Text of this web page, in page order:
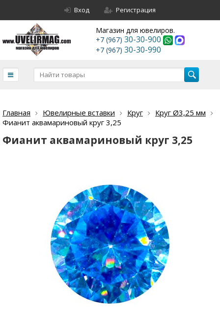
Вход Регистрация
Магазин для ювелиров.
+7 (967) 30-30-900
+7 (967) 30-30-990
Главная Ювелирные вставки Круг
Круг Ø3,25 мм
Фианит аквамариновый круг 3,25
Фианит аквамариновый круг 3,25